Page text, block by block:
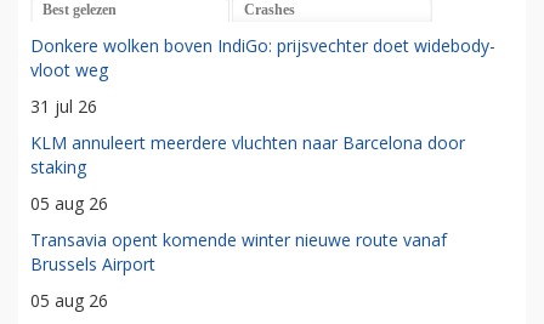
Best gelezen Crashes
Donkere wolken boven IndiGo: prijsvechter doet widebody-
vloot weg
31 jul 26
KLM annuleert meerdere vluchten naar Barcelona door
staking
05 aug 26
Transavia opent komende winter nieuwe route vanaf
Brussels Airport
05 aug 26